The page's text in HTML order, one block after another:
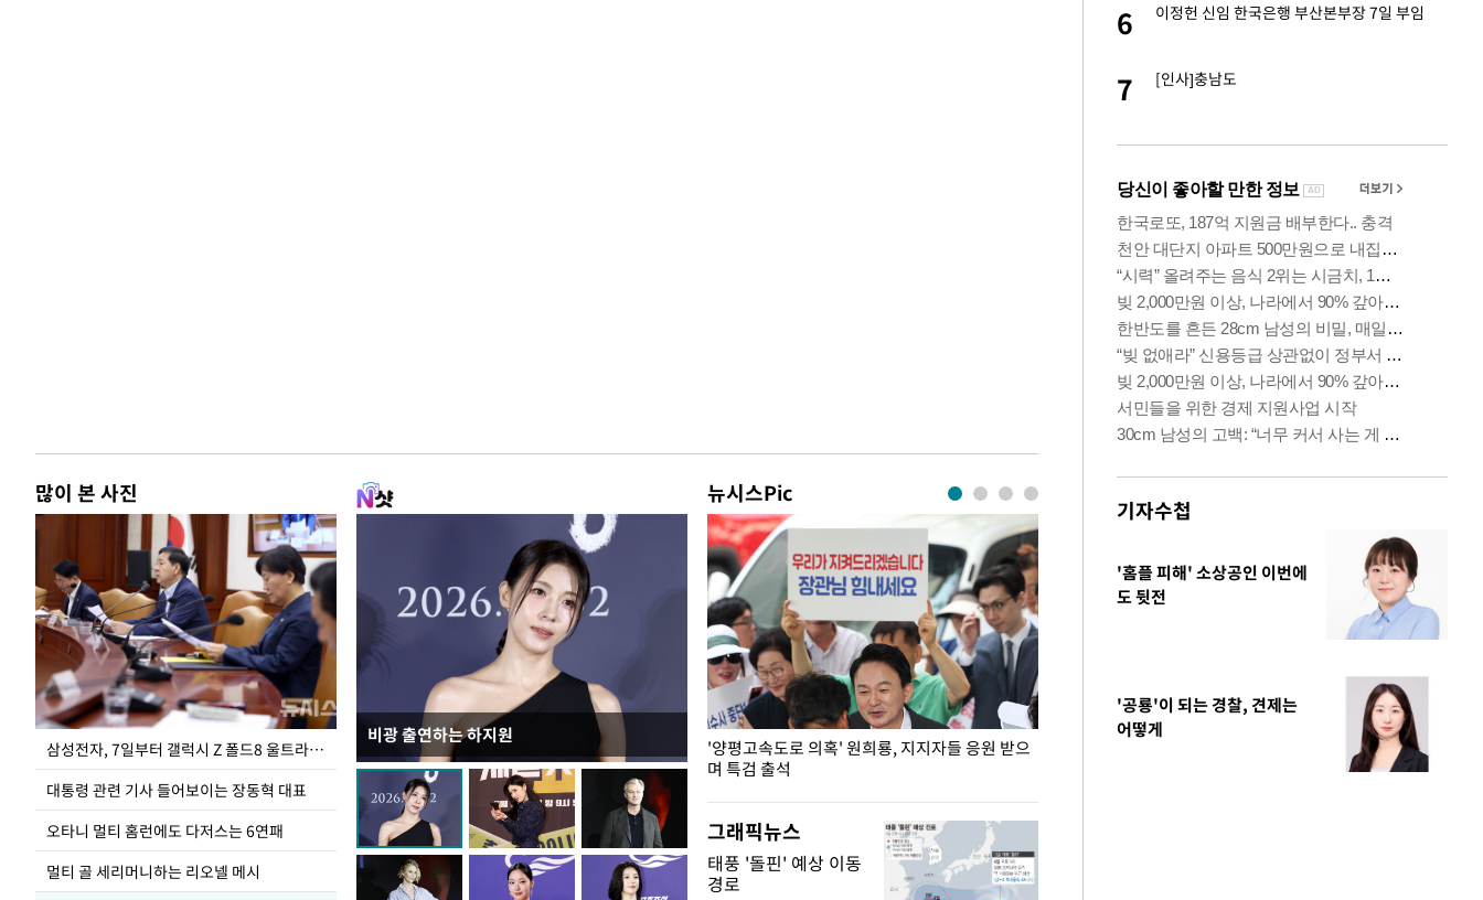
많이 본 사진
삼성전자, 7일부터 갤럭시 Z 폴드8 울트라·폴드8·플립8 출시
대통령 관련 기사 들어보이는 장동혁 대표
오타니 멀티 홈런에도 다저스는 6연패
멀티 골 세리머니하는 리오넬 메시
비광 출연하는 하지원
뉴시스Pic
이재명 대통령, "수사·기소 분리 관련 대비책 최
선 다해 강구해야"
'양평고속도로 의혹' 원희룡, 지지자들 응원 받으
며 특검 출석
장동혁 "李 대
하다"
그래픽뉴스
태풍 '돌핀' 예상 이동
경로
6 이정헌 신임 한국은행 부산본부장 7일 부임
7 [인사]충남도
기자수첩
'홈플 피해' 소상공인 이번에
도 뒷전
'공룡'이 되는 경찰, 견제는
어떻게